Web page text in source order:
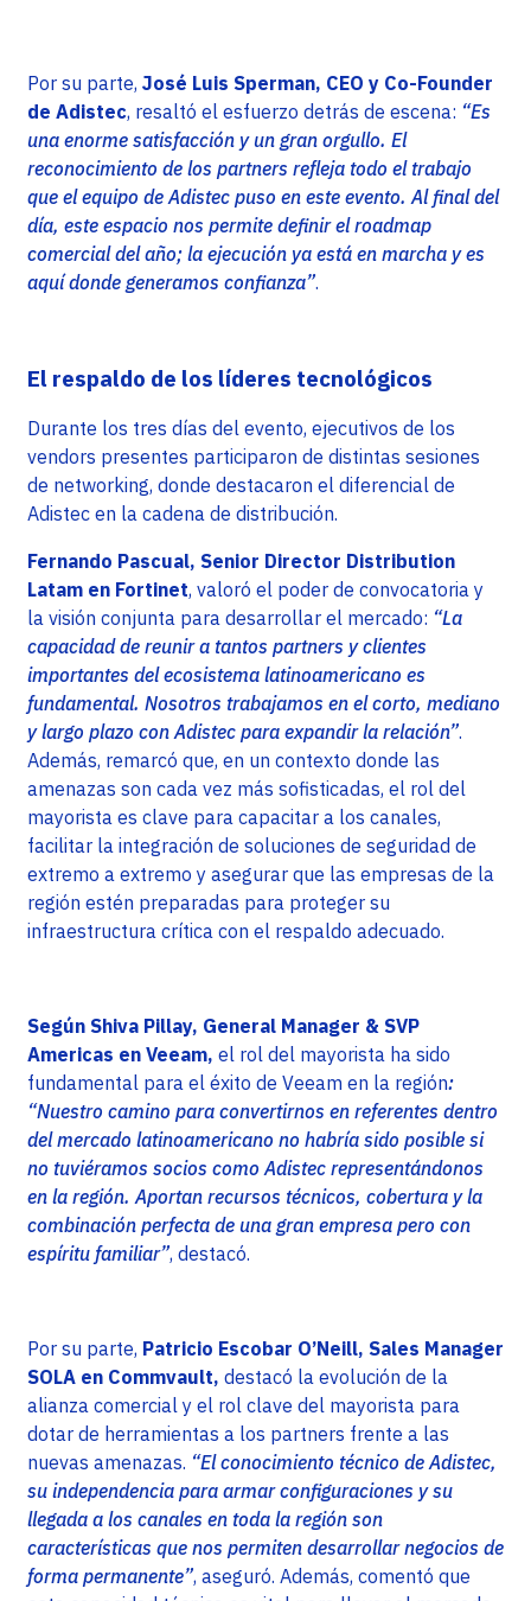
Por su parte, José Luis Sperman, CEO y Co-Founder
de Adistec, resaltó el esfuerzo detrás de escena: “Es
una enorme satisfacción y un gran orgullo. El
reconocimiento de los partners refleja todo el trabajo
que el equipo de Adistec puso en este evento. Al final del
día, este espacio nos permite definir el roadmap
comercial del año; la ejecución ya está en marcha y es
aquí donde generamos confianza”.
El respaldo de los líderes tecnológicos
Durante los tres días del evento, ejecutivos de los
vendors presentes participaron de distintas sesiones
de networking, donde destacaron el diferencial de
Adistec en la cadena de distribución.
Fernando Pascual, Senior Director Distribution
Latam en Fortinet, valoró el poder de convocatoria y
la visión conjunta para desarrollar el mercado: “La
capacidad de reunir a tantos partners y clientes
importantes del ecosistema latinoamericano es
fundamental. Nosotros trabajamos en el corto, mediano
y largo plazo con Adistec para expandir la relación”.
Además, remarcó que, en un contexto donde las
amenazas son cada vez más sofisticadas, el rol del
mayorista es clave para capacitar a los canales,
facilitar la integración de soluciones de seguridad de
extremo a extremo y asegurar que las empresas de la
región estén preparadas para proteger su
infraestructura crítica con el respaldo adecuado.
Según Shiva Pillay, General Manager & SVP
Americas en Veeam, el rol del mayorista ha sido
fundamental para el éxito de Veeam en la región:
“Nuestro camino para convertirnos en referentes dentro
del mercado latinoamericano no habría sido posible si
no tuviéramos socios como Adistec representándonos
en la región. Aportan recursos técnicos, cobertura y la
combinación perfecta de una gran empresa pero con
espíritu familiar”, destacó.
Por su parte, Patricio Escobar O’Neill, Sales Manager
SOLA en Commvault, destacó la evolución de la
alianza comercial y el rol clave del mayorista para
dotar de herramientas a los partners frente a las
nuevas amenazas. “El conocimiento técnico de Adistec,
su independencia para armar configuraciones y su
llegada a los canales en toda la región son
características que nos permiten desarrollar negocios de
forma permanente”, aseguró. Además, comentó que